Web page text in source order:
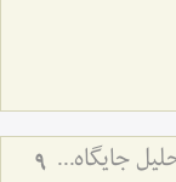
تفاوت جنس در مرکبات و بسائط - تحلیل جایگاه ماده و صورت در هستی‌شناسی فلسفی 9